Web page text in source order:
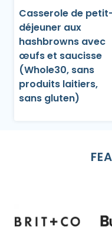
Casserole de
déjeuner aux
hashbrowns avec
œufs et saucisse
(Whole30, sans
produits laitiers,
sans gluten)